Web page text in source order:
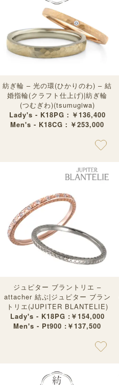
紡ぎ輪 – 光の環(ひかりのわ) – 結
婚指輪(クラフト仕上げ)|紡ぎ輪
(つむぎわ)(tsumugiwa)
Lady's - K18PG：￥136,400
Men's - K18CG：￥253,000
ジュピター ブラントリエ –
attacher 結ぶ|ジュピター ブラン
トリエ(JUPITER BLANTELIE)
Lady's - K18PG :￥154,000
Men's - Pt900 :￥137,500